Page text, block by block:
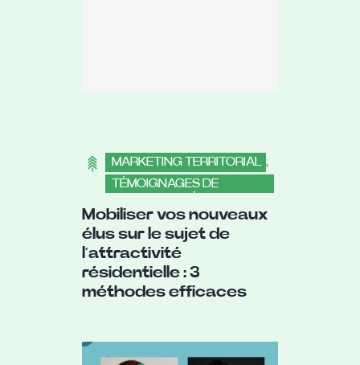
MARKETING TERRITORIAL
,
TÉMOIGNAGES DE
, COLLECTIVITÉS
Mobiliser vos nouveaux
élus sur le sujet de
l’attractivité
résidentielle : 3
méthodes efficaces